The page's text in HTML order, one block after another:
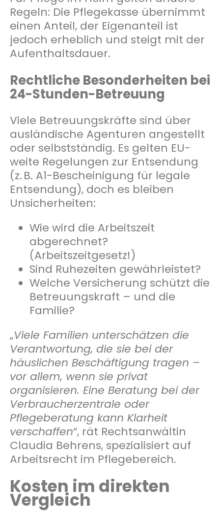
Regeln: Die Pflegekasse übernimmt
einen Anteil, der Eigenanteil ist
jedoch erheblich und steigt mit der
Aufenthaltsdauer.
Rechtliche Besonderheiten bei
24-Stunden-Betreuung
Viele Betreuungskräfte sind über
ausländische Agenturen angestellt
oder selbstständig. Es gelten EU-
weite Regelungen zur Entsendung
(z. B. A1-Bescheinigung für legale
Entsendung), doch es bleiben
Unsicherheiten:
Wie wird die Arbeitszeit
abgerechnet?
(Arbeitszeitgesetz!)
Sind Ruhezeiten gewährleistet?
Welche Versicherung schützt die
Betreuungskraft – und die
Familie?
„Viele Familien unterschätzen die
Verantwortung, die sie bei der
häuslichen Beschäftigung tragen –
vor allem, wenn sie privat
organisieren. Eine Beratung bei der
Verbraucherzentrale oder
Pflegeberatung kann Klarheit
verschaffen“, rät Rechtsanwältin
Claudia Behrens, spezialisiert auf
Arbeitsrecht im Pflegebereich.
Kosten im direkten
Vergleich